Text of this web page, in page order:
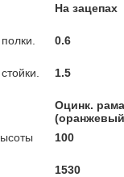
На зацепах
0.6
1.5
Оцинк.
100
1530